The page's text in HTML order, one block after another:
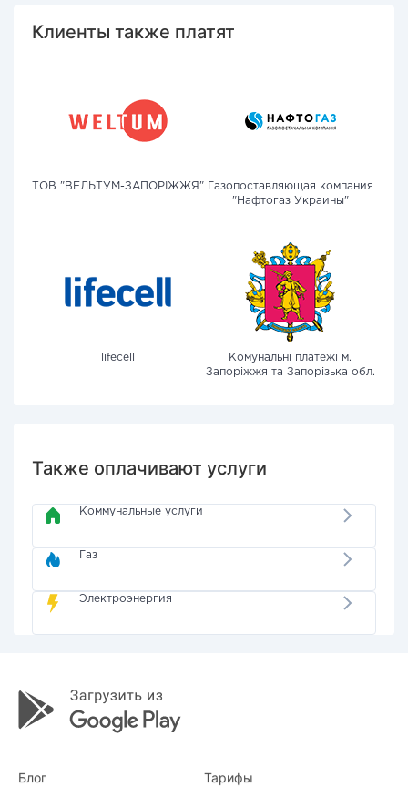
Клиенты также платят
ТОВ "ВЕЛЬТУМ-ЗАПОРІЖЖЯ"
Газопоставляющая компания
"Нафтогаз Украины"
lifecell
Комунальні платежі м.
Запоріжжя та Запорізька обл.
Также оплачивают услуги
Коммунальные услуги
Газ
Электроэнергия
Блог Тарифы